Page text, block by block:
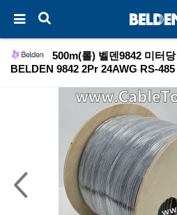
500m(롤) 벨덴9842 미터
BELDEN 9842 2Pr 24AWG RS-